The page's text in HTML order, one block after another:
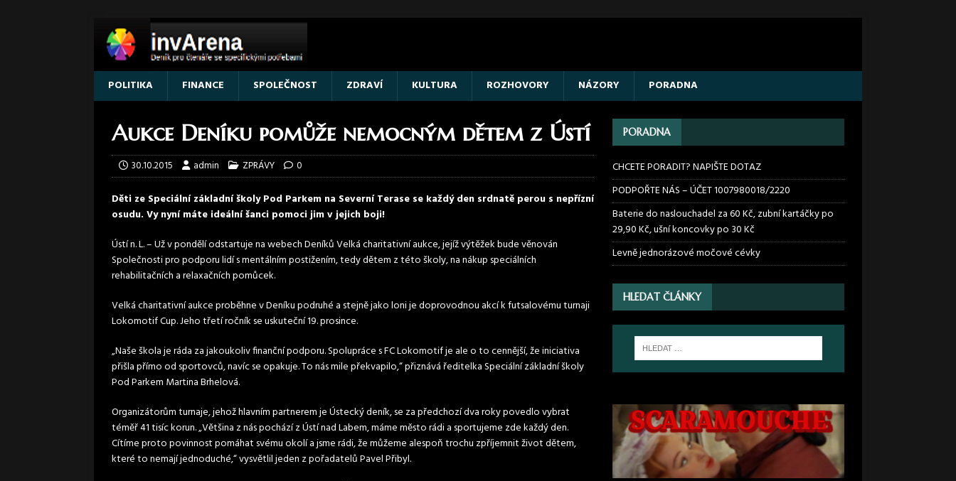
POLITIKA FINANCE SPOLEČNOST ZDRAVÍ KULTURA ROZHOVORY NÁZORY PORADNA
Aukce Deníku pomůže nemocným dětem z Ústí
30.10.2015 admin ZPRÁVY 0
Děti ze Speciální základní školy Pod Parkem na Severní Terase se každý den srdnatě perou s nepřízní
osudu. Vy nyní máte ideální šanci pomoci jim v jejich boji!
Ústí n. L. – Už v pondělí odstartuje na webech Deníků Velká charitativní aukce, jejíž výtěžek bude věnován
Společnosti pro podporu lidí s mentálním postižením, tedy dětem z této školy, na nákup speciálních
rehabilitačních a relaxačních pomůcek.
Velká charitativní aukce proběhne v Deníku podruhé a stejně jako loni je doprovodnou akcí k futsalovému turnaji
Lokomotif Cup. Jeho třetí ročník se uskuteční 19. prosince.
„Naše škola je ráda za jakoukoliv finanční podporu. Spolupráce s FC Lokomotif je ale o to cennější, že iniciativa
přišla přímo od sportovců, navíc se opakuje. To nás mile překvapilo,“ přiznává ředitelka Speciální základní školy
Pod Parkem Martina Brhelová.
Organizátorům turnaje, jehož hlavním partnerem je Ústecký deník, se za předchozí dva roky povedlo vybrat
téměř 41 tisíc korun. „Většina z nás pochází z Ústí nad Labem, máme město rádi a sportujeme zde každý den.
Cítíme proto povinnost pomáhat svému okolí a jsme rádi, že můžeme alespoň trochu zpříjemnit život dětem,
které to nemají jednoduché,“ vysvětlil jeden z pořadatelů Pavel Přibyl.
PORADNA
CHCETE PORADIT? NAPIŠTE DOTAZ
PODPOŘTE NÁS – ÚČET 1007980018/2220
Baterie do naslouchadel za 60 Kč, zubní kartáčky po
29,90 Kč, ušní koncovky po 30 Kč
Levně jednorázové močové cévky
HLEDAT ČLÁNKY